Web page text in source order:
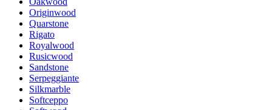
Originwood
Quarstone
Rigato
Royalwood
Rusicwood
Sandstone
Serpeggiante
Silkmarble
Softceppo